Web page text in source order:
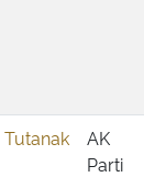
Tutanak
AK
Parti